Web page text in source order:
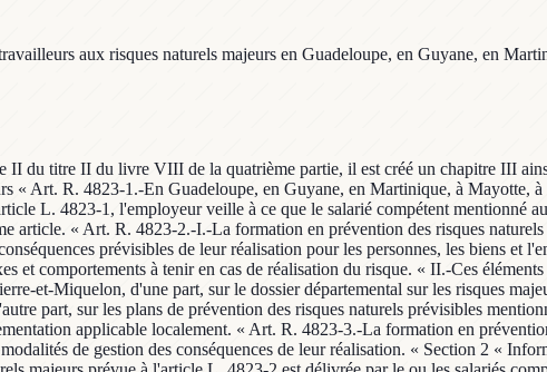
aux risques naturels majeurs en Guadeloupe, en Guyane, en
du titre II du livre VIII de la quatrième partie, il est créé un chapitre III
« Art. R. 4823-1.-En Guadeloupe, en Guyane, en Martinique, à Mayotte,
L. 4823-1, l'employeur veille à ce que le salarié compétent mentionné
article. « Art. R. 4823-2.-I.-La formation en prévention des risques
prévisibles de leur réalisation pour les personnes, les biens et
et comportements à tenir en cas de réalisation du risque. « II.-Ces
et-Miquelon, d'une part, sur le dossier départemental sur les risques
part, sur les plans de prévention des risques naturels prévisibles
applicable localement. « Art. R. 4823-3.-La formation en
de gestion des conséquences de leur réalisation. « Section 2 «